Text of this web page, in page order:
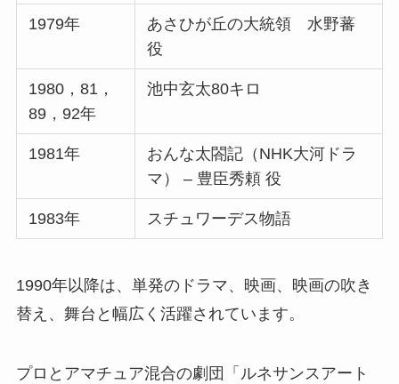
1979年
あさひが丘の大統領 水野蕃
役
1980，81，
89，92年
池中玄太80キロ
1981年
おんな太閤記（NHK大河ドラ
マ） – 豊臣秀頼 役
1983年 スチュワーデス物語
1990年以降は、単発のドラマ、映画、映画の吹き
替え、舞台と幅広く活躍されています。
プロとアマチュア混合の劇団「ルネサンスアート